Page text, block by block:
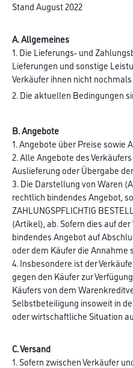
Stand August 2022
A. Allgemeines
1. Die Lieferungs- und
Lieferungen und sonstige
Verkäufer ihnen nicht
2. Die aktuellen Bedingungen
B. Angebote
1. Angebote über Preise
2. Alle Angebote des
Auslieferung oder Übergabe
3. Die Darstellung von Waren
rechtlich bindendes Angebot,
ZAHLUNGSPFLICHTIG
(Artikel), ab. Sofern dies auf
bindendes Angebot auf
oder dem Käufer die Annahme
4. Insbesondere ist der
gegen den Käufer zur
Käufers von dem
Selbstbeteiligung insoweit in
oder wirtschaftliche Situation
C. Versand
1. Sofern zwischen Verkäufer